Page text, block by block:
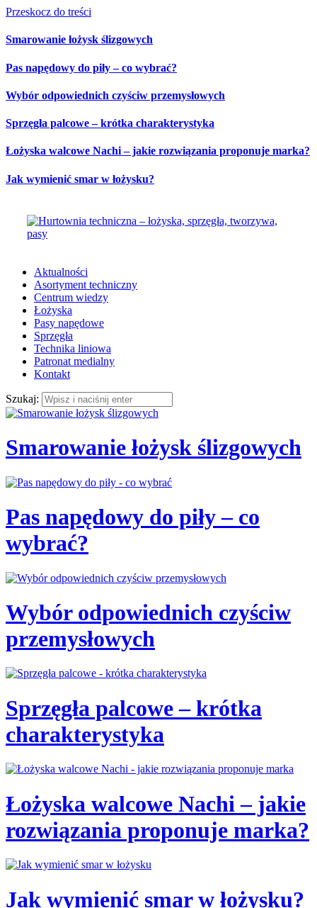
Przeskocz do treści
Smarowanie łożysk ślizgowych
Pas napędowy do piły – co wybrać?
Wybór odpowiednich czyściw przemysłowych
Sprzęgła palcowe – krótka charakterystyka
Łożyska walcowe Nachi – jakie rozwiązania proponuje marka?
Jak wymienić smar w łożysku?
Aktualności
Asortyment techniczny
Centrum wiedzy
Łożyska
Pasy napędowe
Sprzęgła
Technika liniowa
Patronat medialny
Kontakt
Szukaj:
Smarowanie łożysk ślizgowych
Pas napędowy do piły – co
wybrać?
Wybór odpowiednich czyściw
przemysłowych
Sprzęgła palcowe – krótka
charakterystyka
Łożyska walcowe Nachi – jakie
rozwiązania proponuje marka?
Jak wymienić smar w łożysku?